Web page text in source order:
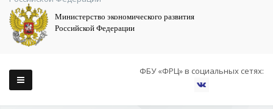
Министерство экономического развития
Российской Федерации
ФБУ «ФРЦ» в социальных сетях: